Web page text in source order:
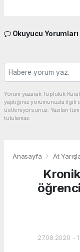
Okuyucu Yorumları
Yorum yazarak Topluluk
yaptığınız yorumunuzla
üstleniyorsunuz. Yazılan
tutulamaz.
Anasayfa At
27.08.2020 -